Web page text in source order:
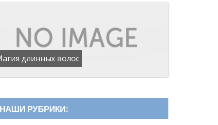
длинных волос
НАШИ РУБРИКИ: